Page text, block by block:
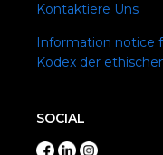
Kontaktiere Uns
Information notice
Kodex der
SOCIAL